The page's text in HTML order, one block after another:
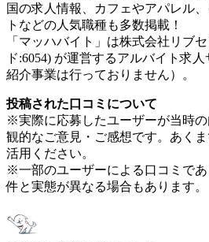
国の求人情報、カフェやアパレル
トなどの人気職種も多数掲載！
「マッハバイト」は株式会社リブ
ド:6054) が運営するアルバイト求
紹介事業は行っておりません）。
投稿された口コミについて
※実際に応募したユーザーが当時
観的なご意見・ご感想です。あく
活用ください。
※一部のユーザーによる口コミで
件と実態が異なる場合もあります。